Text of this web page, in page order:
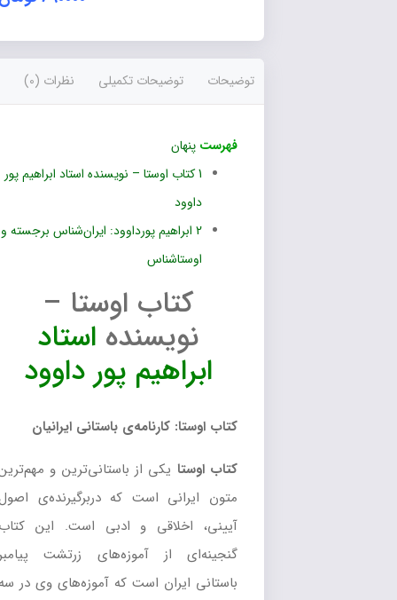
توضیحات توضیحات تکمیلی نظرات (0)
پنهان
کتاب اوستا – نویسنده استاد ابراهیم پور
ابراهیم پورداوود: ایران‌شناس برجسته و
اوستاشناس
کتاب اوستا –
نویسندهاستاد
ابراهیم پور داوود
کتاب اوستا: کارنامه‌ی باستانی ایرانیان
کتاب اوستایکی از باستانی‌ترین و مهم‌ترین
متون ایرانی است که دربرگیرنده‌ی اصول
آیینی، اخلاقی و ادبی است. این کتاب
گنجینه‌ای از آموزه‌های زرتشت پیامبر
باستانی ایران است که آموزه‌های وی در سه